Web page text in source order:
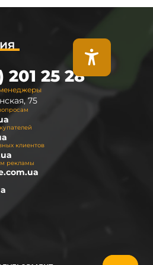
201 25 28
75
клиентов
рекламы